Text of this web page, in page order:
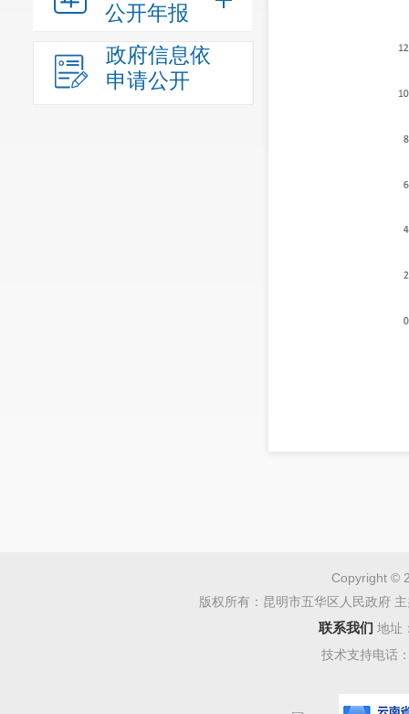
公开年报
政府信息依
申请公开
Copyright ©
版权所有：昆明市五华区人民政府
联系我们 地址
技术支持电话